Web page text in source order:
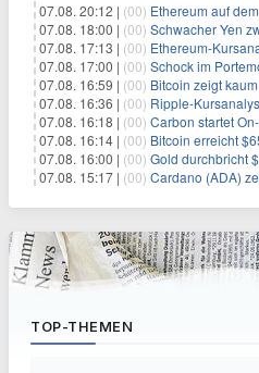
07.08. 20:12 | (00) Ethereum auf dem Weg zu $5.000? ETH
07.08. 18:00 | (00) Schwacher Yen zwingt
07.08. 17:13 | (00) Ethereum-Kursanalyse: Kann
07.08. 17:00 | (00) Schock im Portemonnaie:
07.08. 16:59 | (00) Bitcoin zeigt kaum Bewegung nach
07.08. 16:36 | (00) Ripple-Kursanalyse: Wie tief kann
07.08. 16:18 | (00) Carbon startet On-Chain-
07.08. 16:14 | (00) Bitcoin erreicht $65.000 trotz
07.08. 16:00 | (00) Gold durchbricht $ 4.100-
07.08. 15:17 | (00) Cardano (ADA) zeigt starkes
TOP-THEMEN